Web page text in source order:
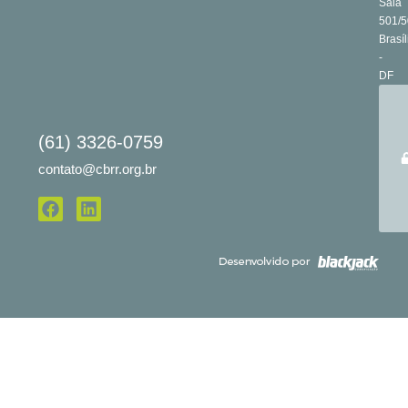
(61) 3326-0759
contato@cbrr.org.br
Sala
501/
-
DF